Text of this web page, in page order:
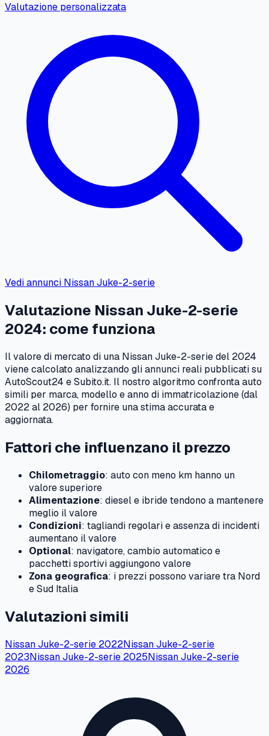
Valutazione personalizzata
Vedi annunci NissanJuke-2-serie
Valutazione Nissan Juke-2-serie
2024: come funziona
Il valore di mercato di una NissanJuke-2-seriedel 2024
viene calcolato analizzando gli annunci reali pubblicati su
AutoScout24 e Subito.it. Il nostro algoritmo confronta auto
simili per marca, modello e anno di immatricolazione (dal
2022al 2026) per fornire una stima accurata e
aggiornata.
Fattori che influenzano il prezzo
Chilometraggio: auto con meno km hanno un
valore superiore
Alimentazione: diesel e ibride tendono a mantenere
meglio il valore
Condizioni: tagliandi regolari e assenza di incidenti
aumentano il valore
Optional: navigatore, cambio automatico e
pacchetti sportivi aggiungono valore
Zona geografica: i prezzi possono variare tra Nord
e Sud Italia
Valutazioni simili
NissanJuke-2-serie 2022NissanJuke-2-serie
2023NissanJuke-2-serie 2025NissanJuke-2-serie
2026